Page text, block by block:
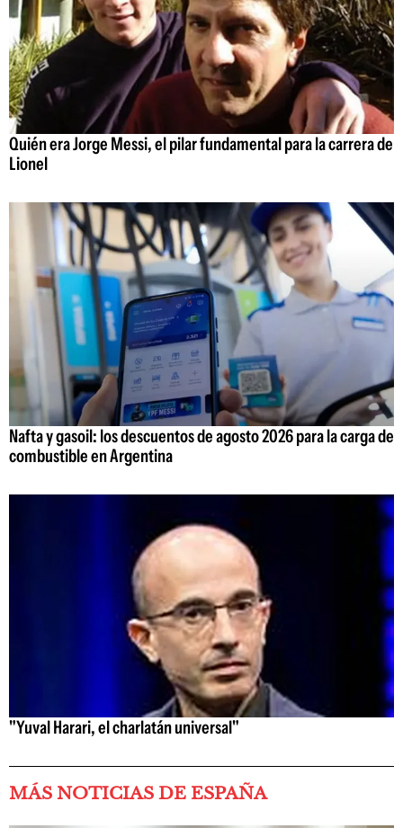
Quién era Jorge Messi, el pilar fundamental para la carrera de
Lionel
Nafta y gasoil: los descuentos de agosto 2026 para la carga de
combustible en Argentina
"Yuval Harari, el charlatán universal"
MÁS NOTICIAS DE ESPAÑA